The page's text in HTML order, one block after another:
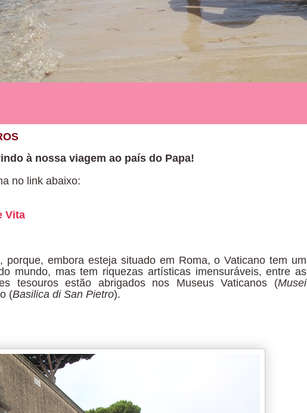
à nossa viagem ao país do Papa!
no link abaixo:
Vita
embora esteja situado em Roma, o Vaticano tem um
mundo, mas tem riquezas artísticas imensuráveis, entre as
tesouros estão abrigados nos Museus Vaticanos (Musei
(Basilica di San Pietro).